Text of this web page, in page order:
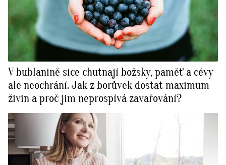
V bublanině sice chutnají božsky, paměť a cévy
ale neochrání. Jak z borůvek dostat maximum
živin a proč jim neprospívá zavařování?